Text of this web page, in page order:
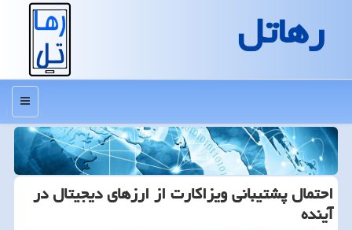
رهاتل
منو
احتمال پشتیبانی ویزاكارت از ارزهای دیجیتال در
آینده